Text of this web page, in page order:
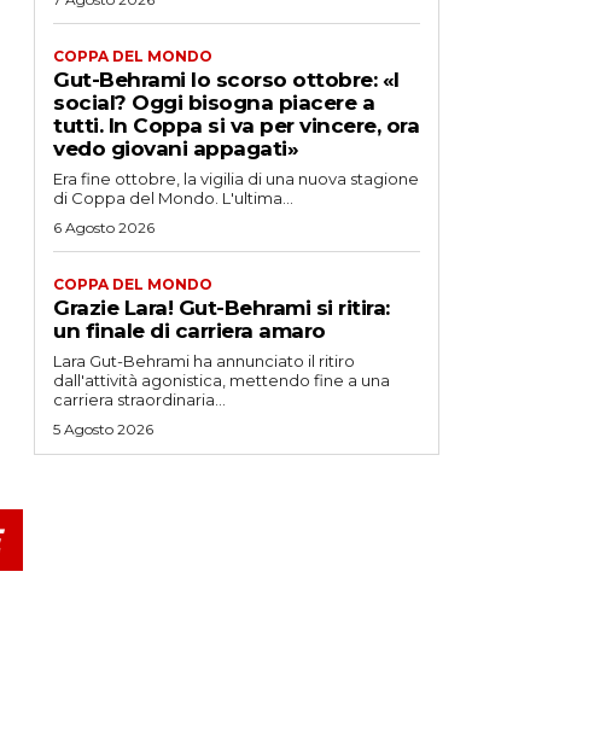
COPPA DEL MONDO
Gut-Behrami lo scorso ottobre: «I
social? Oggi bisogna piacere a
tutti. In Coppa si va per vincere, ora
vedo giovani appagati»
Era fine ottobre, la vigilia di una nuova stagione
di Coppa del Mondo. L'ultima...
6 Agosto 2026
COPPA DEL MONDO
Grazie Lara! Gut-Behrami si ritira:
un finale di carriera amaro
Lara Gut-Behrami ha annunciato il ritiro
dall'attività agonistica, mettendo fine a una
carriera straordinaria...
5 Agosto 2026